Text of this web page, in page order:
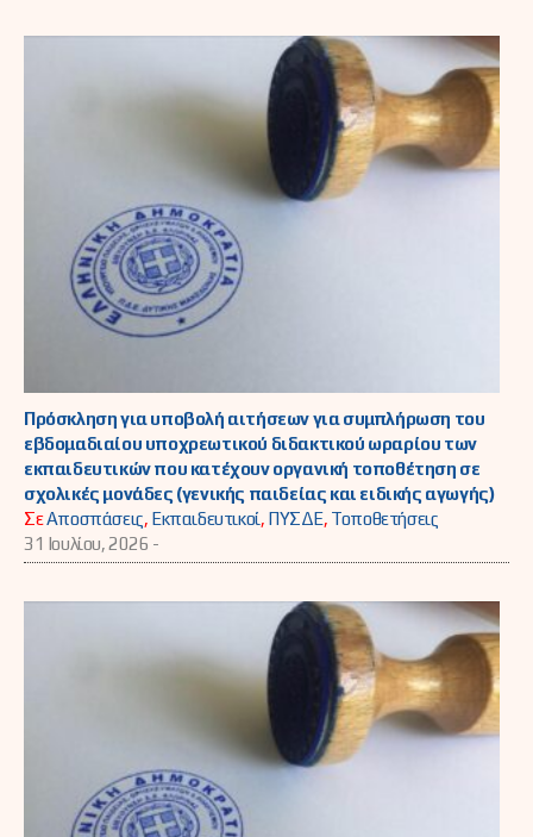
Πρόσκληση για υποβολή αιτήσεων για συμπλήρωση του
εβδομαδιαίου υποχρεωτικού διδακτικού ωραρίου των
εκπαιδευτικών που κατέχουν οργανική τοποθέτηση σε
σχολικές μονάδες (γενικής παιδείας και ειδικής αγωγής)
ΣεΑποσπάσεις, Εκπαιδευτικοί, ΠΥΣΔΕ, Τοποθετήσεις
31 Ιουλίου, 2026 -